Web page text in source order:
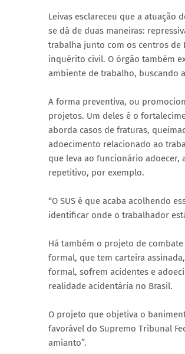
Leivas esclareceu que a atuação
se dá de duas maneiras:
trabalha junto com os centros de
inquérito civil. O órgão também
ambiente de trabalho, buscando
A forma preventiva, ou
projetos. Um deles é o
aborda casos de fraturas,
adoecimento relacionado ao
que leva ao funcionário
repetitivo, por exemplo.
“O SUS é que acaba acolhendo
identificar onde o trabalhador
Há também o projeto de
formal, que tem carteira
formal, sofrem acidentes e
realidade acidentária no Brasil.
O projeto que objetiva o
favorável do Supremo Tribunal
amianto”.